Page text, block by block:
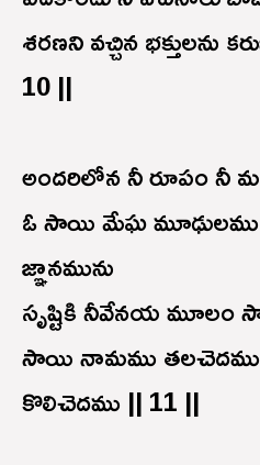
శరణని వచ్చిన భక్తులను
10 ||
అందరిలోన నీ రూపం
ఓ సాయి మేఘ
జ్ఞానమును
సృష్టికి నీవేనయ మూలం
సాయి నామము
కొలిచెదము || 11 ||